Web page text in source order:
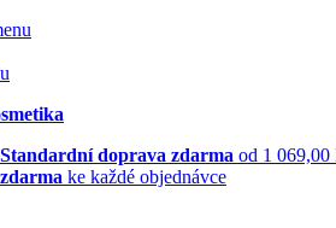
doprava zdarma od 1 069,00
ke každé objednávce